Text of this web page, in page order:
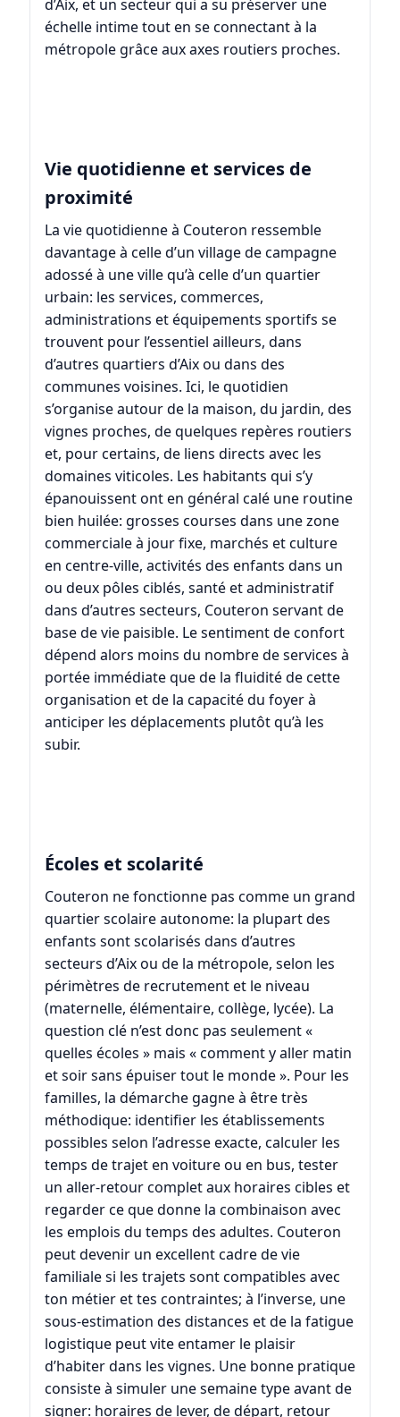
d’Aix, et un secteur qui a su préserver une
échelle intime tout en se connectant à la
métropole grâce aux axes routiers proches.
Vie quotidienne et services de
proximité
La vie quotidienne à Couteron ressemble
davantage à celle d’un village de campagne
adossé à une ville qu’à celle d’un quartier
urbain: les services, commerces,
administrations et équipements sportifs se
trouvent pour l’essentiel ailleurs, dans
d’autres quartiers d’Aix ou dans des
communes voisines. Ici, le quotidien
s’organise autour de la maison, du jardin, des
vignes proches, de quelques repères routiers
et, pour certains, de liens directs avec les
domaines viticoles. Les habitants qui s’y
épanouissent ont en général calé une routine
bien huilée: grosses courses dans une zone
commerciale à jour fixe, marchés et culture
en centre-ville, activités des enfants dans un
ou deux pôles ciblés, santé et administratif
dans d’autres secteurs, Couteron servant de
base de vie paisible. Le sentiment de confort
dépend alors moins du nombre de services à
portée immédiate que de la fluidité de cette
organisation et de la capacité du foyer à
anticiper les déplacements plutôt qu’à les
subir.
Écoles et scolarité
Couteron ne fonctionne pas comme un grand
quartier scolaire autonome: la plupart des
enfants sont scolarisés dans d’autres
secteurs d’Aix ou de la métropole, selon les
périmètres de recrutement et le niveau
(maternelle, élémentaire, collège, lycée). La
question clé n’est donc pas seulement «
quelles écoles » mais « comment y aller matin
et soir sans épuiser tout le monde ». Pour les
familles, la démarche gagne à être très
méthodique: identifier les établissements
possibles selon l’adresse exacte, calculer les
temps de trajet en voiture ou en bus, tester
un aller-retour complet aux horaires cibles et
regarder ce que donne la combinaison avec
les emplois du temps des adultes. Couteron
peut devenir un excellent cadre de vie
familiale si les trajets sont compatibles avec
ton métier et tes contraintes; à l’inverse, une
sous-estimation des distances et de la fatigue
logistique peut vite entamer le plaisir
d’habiter dans les vignes. Une bonne pratique
consiste à simuler une semaine type avant de
signer: horaires de lever, de départ, retour